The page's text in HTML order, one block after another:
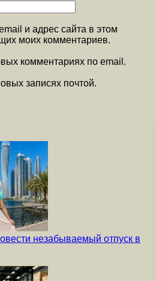
и адрес сайта в этом
моих комментариев.
комментариях по email.
записях почтой.
незабываемый отпуск в